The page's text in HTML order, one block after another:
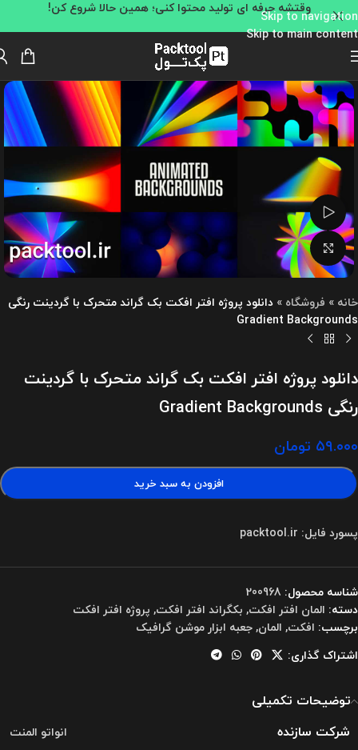
Skip to navigation
Skip to main content
وقتشه حرفه ای تولید محتوا کنی؛ همین حالا شروع کن!
تماشای ویدئو
بزرگنمایی تصویر
خانه » فروشگاه » دانلود پروژه افتر افکت بک گراند متحرک با گردینت رنگی
Gradient Backgrounds
دانلود پروژه افتر افکت بک گراند متحرک با گردینت
رنگی Gradient Backgrounds
۵۹.۰۰۰ تومان
افزودن به سبد خرید
پسورد فایل: packtool.ir
شناسه محصول: 200968
دسته: المان افتر افکت, بکگراند افتر افکت, پروژه افتر افکت
برچسب: افکت, المان,جعبه ابزار موشن گرافیک
اشتراک گذاری:
توضیحات تکمیلی
شرکت سازنده
انواتو المنت